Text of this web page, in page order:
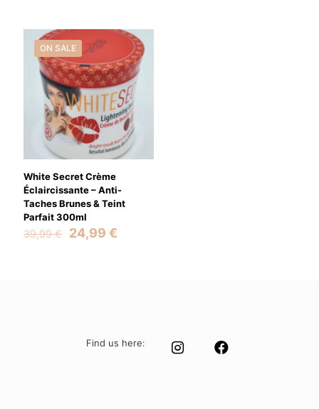
ON SALE
White Secret Crème
Éclaircissante – Anti-
Taches Brunes & Teint
Parfait 300ml
39,99€
Original
24,99 €
Find us here: